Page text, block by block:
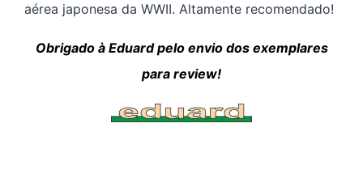
aérea japonesa da WWII. Altamente recomendado!
Obrigado à Eduard pelo envio dos exemplares
para review!